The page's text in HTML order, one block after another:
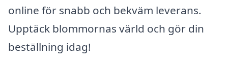
online för snabb och bekväm leverans.
Upptäck blommornas värld och gör din
beställning idag!